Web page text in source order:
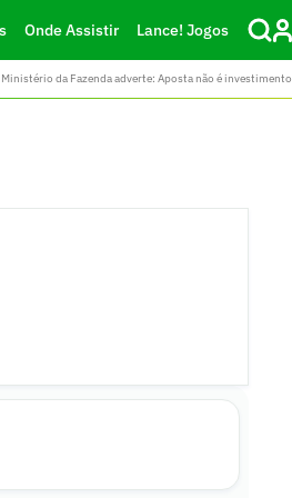
Onde Assistir Lance! Jogos
da Fazenda adverte: Aposta não é investimento